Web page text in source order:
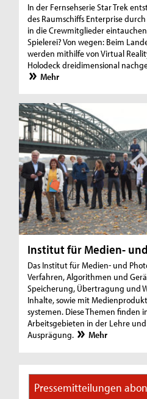
In der Fernsehserie Star Trek
des Raumschiffs Enterprise
in die Crewmitglieder
Spielerei? Von wegen: Beim
werden mithilfe von Virtual
Holodeck dreidimensional
Mehr
Institut für Medien-
Das Institut für Medien- und
Verfahren, Algorithmen und
Speicherung, Übertragung und
Inhalte, sowie mit
systemen. Diese Themen finden
Arbeitsgebieten in der Lehre
Ausprägung.
Mehr
Pressemitteilungen